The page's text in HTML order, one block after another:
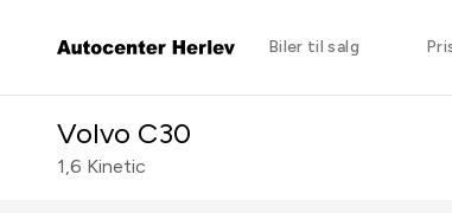
Biler til salg
Volvo C30
1,6 Kinetic